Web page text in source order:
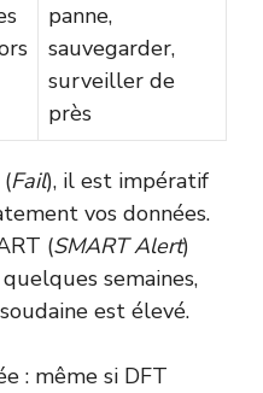
panne,
sauvegarder,
surveiller de
près
Fail), il est impératif
vos données.
(SMART Alert)
semaines,
est élevé.
: même si DFT